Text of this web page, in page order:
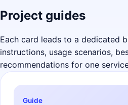
Project guides
Each card leads to a dedicated
instructions, usage scenarios,
recommendations for one
Guide